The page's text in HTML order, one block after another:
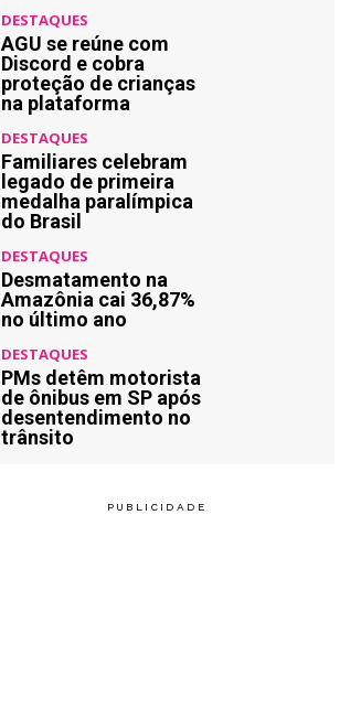
DESTAQUES
AGU se reúne com
Discord e cobra
proteção de crianças
na plataforma
DESTAQUES
Familiares celebram
legado de primeira
medalha paralímpica
do Brasil
DESTAQUES
Desmatamento na
Amazônia cai 36,87%
no último ano
DESTAQUES
PMs detêm motorista
de ônibus em SP após
desentendimento no
trânsito